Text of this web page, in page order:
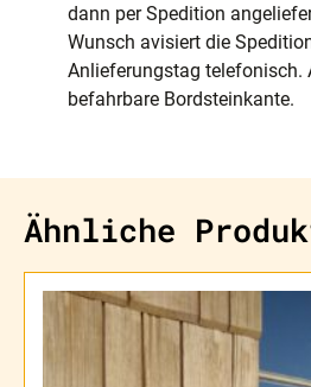
dann per Spedition
Wunsch avisiert die
Anlieferungstag telefonisch.
befahrbare Bordsteinkante.
Ähnliche